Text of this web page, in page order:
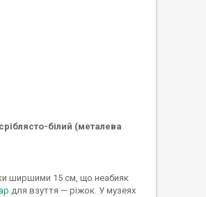
білий (металева
ширшими 15 см, що неабияк
для взуття — ріжок. У музеях